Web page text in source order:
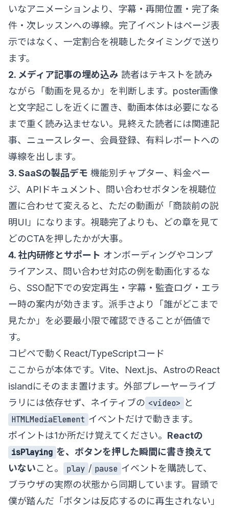
いなアニメーションより、字幕・再開位置・完了条
件・次レッスンへの導線。完了イベントはページ表
示ではなく、一定割合を視聴したタイミングで送り
ます。
2. メディア記事の埋め込み 読者はテキストを読み
ながら「動画を見るか」を判断します。poster画像
と文字起こしを近くに置き、動画本体は必要になる
まで重く読み込ませない。見終えた読者には関連記
事、ニュースレター、会員登録、有料レポートへの
導線を出します。
3. SaaSの製品デモ 機能別チャプター、料金ペー
ジ、APIドキュメント、問い合わせボタンを視聴位
置に合わせて変えると、ただの動画が「商談前の説
明UI」になります。視聴完了よりも、どの章を見て
どのCTAを押したかが大事。
4. 社内研修とサポート オンボーディングやコンプ
ライアンス、問い合わせ対応の例を動画化するな
ら、SSO配下での安定再生・字幕・監査ログ・エラ
ー時の案内が効きます。派手さより「誰がどこまで
見たか」を必要最小限で確認できることが価値で
す。
コピペで動くReact/TypeScriptコード
ここからが本体です。Vite、Next.js、AstroのReact
islandにそのまま置けます。外部プレーヤーライブ
ラリには依存せず、ネイティブの <video> と
HTMLMediaElement イベントだけで動きます。
ポイントは1か所だけ覚えてください。 Reactの
isPlaying を、ボタンを押した瞬間に書き換えて
いないこと。 play / pause イベントを購読して、
ブラウザの実際の状態から同期しています。冒頭で
僕が踏んだ「ボタンは反応するのに再生されない」